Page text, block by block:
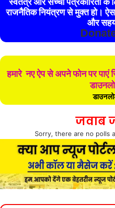
राजनैतिक नियंत्रण से मुक्त हो।
और
हमारे नए ऐप से अपने फोन पर पाएं
जवाब
Sorry, there are no polls